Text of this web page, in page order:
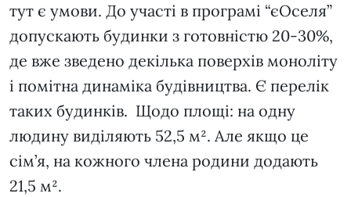
тут є умови. До участі в програмі “єОселя”
допускають будинки з готовністю 20-30%,
де вже зведено декілька поверхів моноліту
і помітна динаміка будівництва. Є перелік
таких будинків. Щодо площі: на одну
людину виділяють 52,5 м². Але якщо це
сім’я, на кожного члена родини додають
21,5 м².